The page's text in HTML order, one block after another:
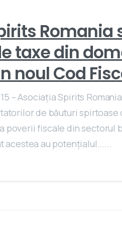
Romania
taxe din
noul Cod
– Asociația Spirits
de băuturi spirtoase
poverii fiscale din sectorul
acestea au potenţialul......